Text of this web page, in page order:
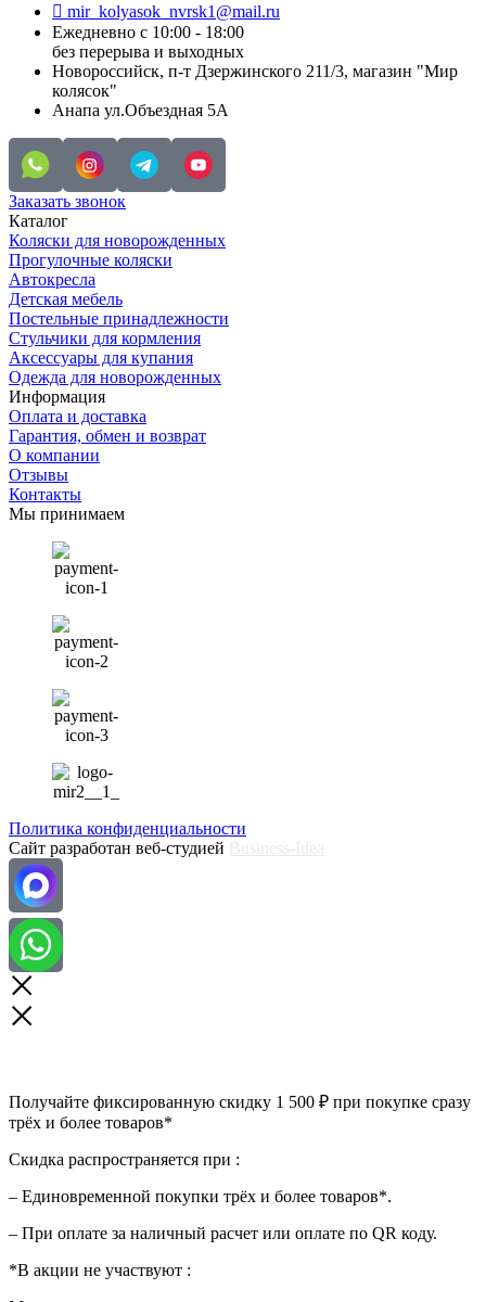
mir_kolyasok_nvrsk1@mail.ru
Ежедневно с 10:00 - 18:00
без перерыва и выходных
Новороссийск, п-т Дзержинского 211/3, магазин "Мир
колясок"
Анапа ул.Объездная 5А
Заказать звонок
Каталог
Коляски для новорожденных
Прогулочные коляски
Автокресла
Детская мебель
Постельные принадлежности
Стульчики для кормления
Аксессуары для купания
Одежда для новорожденных
Информация
Оплата и доставка
Гарантия, обмен и возврат
О компании
Отзывы
Контакты
Мы принимаем
Политика конфиденциальности
Сайт разработан веб-студией
Получайте фиксированную скидку 1 500 ₽ при покупке сразу
трёх и более товаров*
Скидка распространяется при :
– Единовременной покупки трёх и более товаров*.
– При оплате за наличный расчет или оплате по QR коду.
*В акции не участвуют :